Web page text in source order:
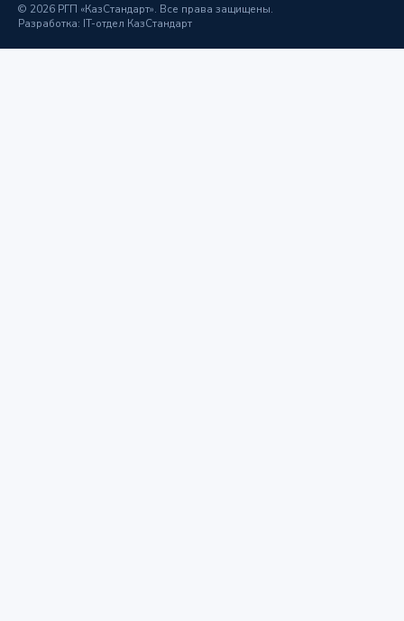
© 2026 РГП «КазСтандарт». Все права защищены.
Разработка: IT-отдел КазСтандарт